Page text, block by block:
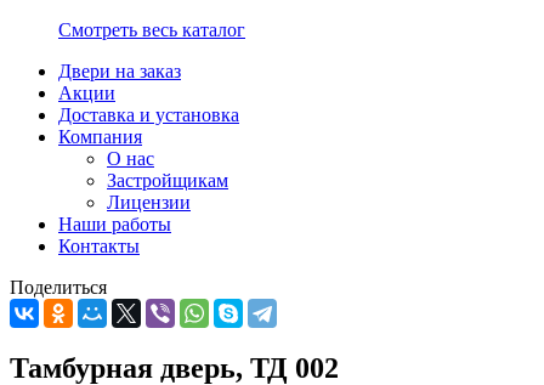
Смотреть весь каталог
Двери на заказ
Акции
Доставка и установка
Компания
О нас
Застройщикам
Лицензии
Наши работы
Контакты
Поделиться
Тамбурная дверь, ТД 002